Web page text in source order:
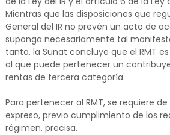
Mientras que las disposiciones que
General del IR no prevén un acto de
suponga necesariamente tal
tanto, la Sunat concluye que el RMT
al que puede pertenecer un
rentas de tercera categoría.
Para pertenecer al RMT, se requiere
expreso, previo cumplimiento de los
régimen, precisa.